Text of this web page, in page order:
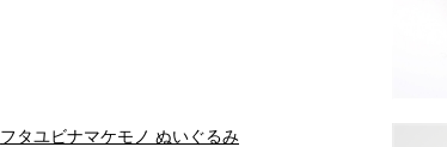
フタユビナマケモノ ぬいぐるみ